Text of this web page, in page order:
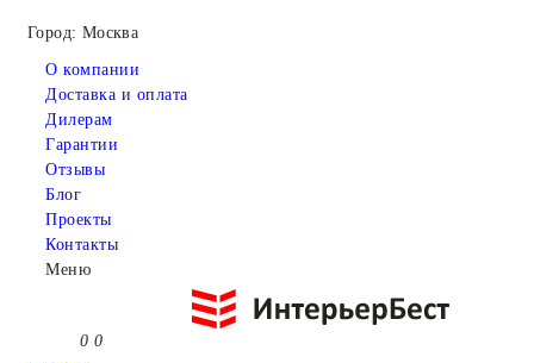
Город: Москва
О компании
Доставка и оплата
Дилерам
Гарантии
Отзывы
Блог
Проекты
Контакты
Меню
0 0